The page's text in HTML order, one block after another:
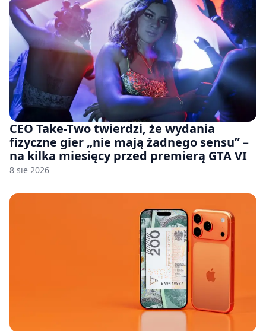
CEO Take-Two twierdzi, że wydania
fizyczne gier „nie mają żadnego sensu” –
na kilka miesięcy przed premierą GTA VI
8 sie 2026